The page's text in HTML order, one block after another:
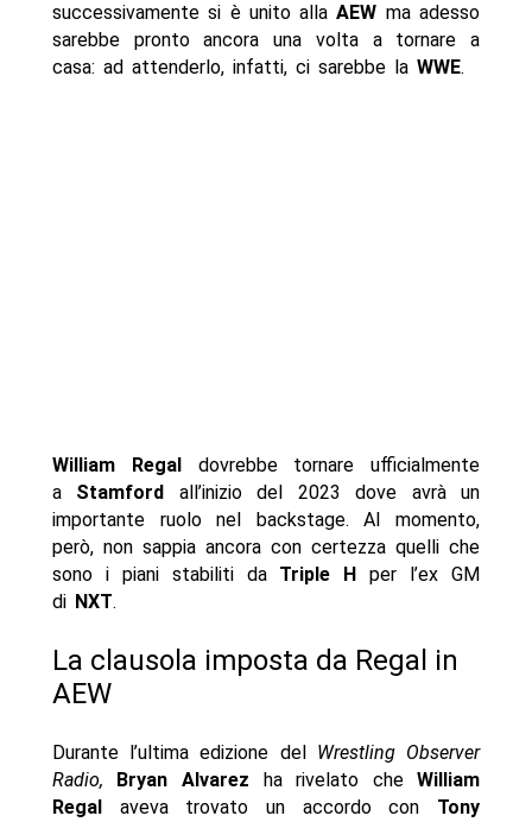
successivamente si è unito allaAEW ma adesso
sarebbe pronto ancora una volta a tornare a
casa: ad attenderlo, infatti, ci sarebbe la WWE.
William Regal dovrebbe tornare ufficialmente
a Stamford all’inizio del 2023 dove avrà un
importante ruolo nel backstage. Al momento,
però, non sappia ancora con certezza quelli che
sono i piani stabiliti da Triple Hper l’ex GM
di NXT.
La clausola imposta da Regal in
AEW
Durante l’ultima edizione del Wrestling Observer
Radio,
Bryan Alvarez ha rivelato cheWilliam
Regal aveva trovato un accordo con Tony